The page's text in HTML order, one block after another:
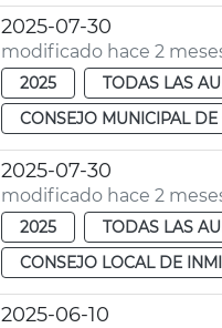
2025-07-30
modificado hace 2
2025 TODAS LAS
CONSEJO MUNICIPAL
2025-07-30
modificado hace 2
2025 TODAS LAS
CONSEJO LOCAL DE
2025-06-10